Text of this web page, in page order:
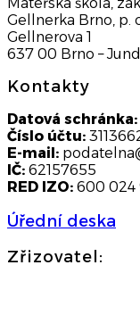
Gellnerka Brno, p.
Gellnerova 1
637 00 Brno –
Kontakty
Datová schránka:
Číslo účtu:
E-mail:
IČ: 62157655
RED IZO: 600 024
Úřední deska
Zřizovatel: